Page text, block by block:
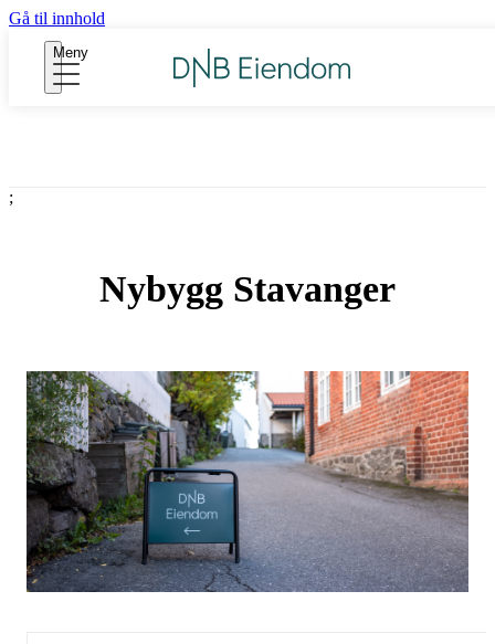
Gå til innhold
Meny
;
Nybygg Stavanger